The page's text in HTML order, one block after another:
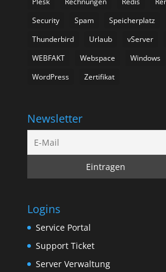
Security
Spam Speicherplatz
Thunderbird
Urlaub vServer
WEBFAKT
Webspace Windows
WordPress
Zertifikat
Newsletter
Logins
Service Portal
Support Ticket
Server Verwaltung